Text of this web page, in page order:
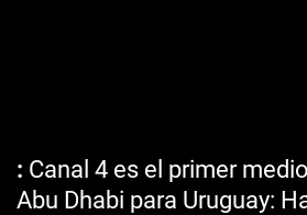
Canal 4 es el primer
Abu Dhabi para Uruguay: